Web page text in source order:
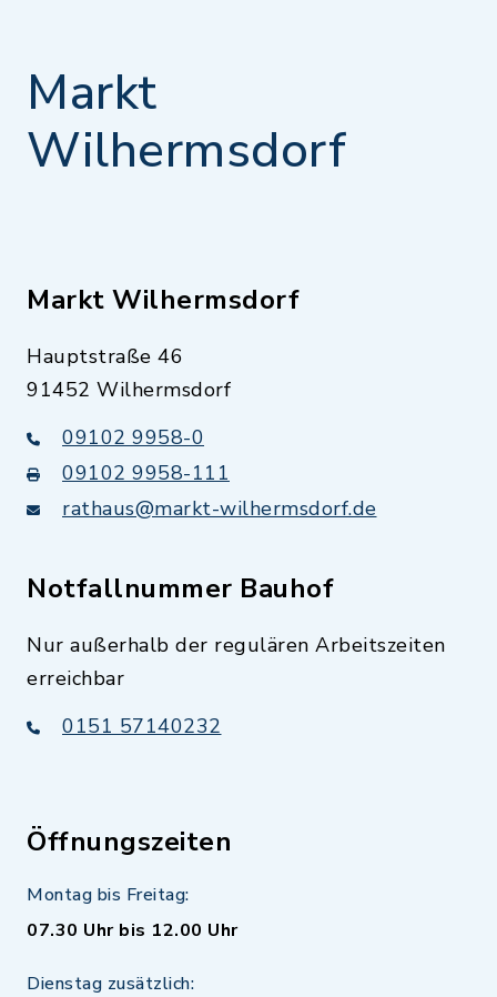
Markt
Wilhermsdorf
Markt Wilhermsdorf
Hauptstraße 46
91452 Wilhermsdorf
09102 9958-0
09102 9958-111
rathaus@markt-wilhermsdorf.de
Notfallnummer Bauhof
Nur außerhalb der regulären Arbeitszeiten
erreichbar
0151 57140232
Öffnungszeiten
Montag bis Freitag:
07.30 Uhr bis 12.00 Uhr
Dienstag zusätzlich: